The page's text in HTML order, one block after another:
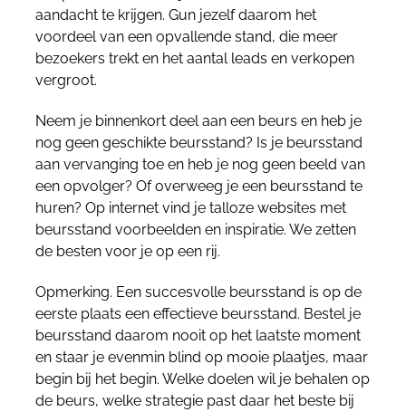
aandacht te krijgen. Gun jezelf daarom het
voordeel van een opvallende stand, die meer
bezoekers trekt en het aantal leads en verkopen
vergroot.
Neem je binnenkort deel aan een beurs en heb je
nog geen geschikte beursstand? Is je beursstand
aan vervanging toe en heb je nog geen beeld van
een opvolger? Of overweeg je een beursstand te
huren? Op internet vind je talloze websites met
beursstand voorbeelden en inspiratie. We zetten
de besten voor je op een rij.
Opmerking. Een succesvolle beursstand is op de
eerste plaats een effectieve beursstand. Bestel je
beursstand daarom nooit op het laatste moment
en staar je evenmin blind op mooie plaatjes, maar
begin bij het begin. Welke doelen wil je behalen op
de beurs, welke strategie past daar het beste bij